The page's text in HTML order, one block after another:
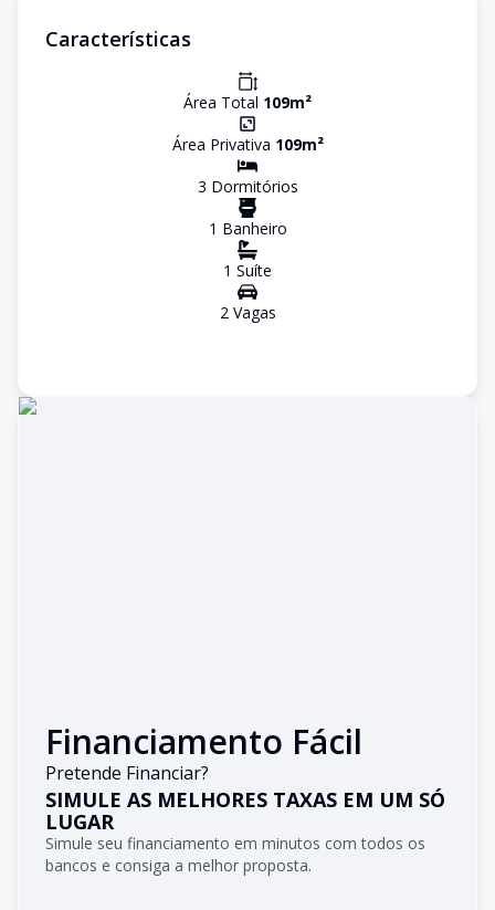
Características
Área Total 109m²
Área Privativa 109m²
3 Dormitórios
1 Banheiro
1 Suíte
2Vagas
Financiamento Fácil
Pretende Financiar?
SIMULE AS MELHORES TAXAS EM UM SÓ
LUGAR
Simule seu financiamento em minutos com todos os
bancos e consiga a melhor proposta.